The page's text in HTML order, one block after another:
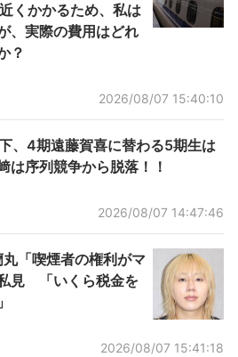
くかかるため、私は
、実際の費用はどれ
？
2026/08/07 15:40:10
、4期遠藤賀喜に替わる5期生は
序列競争から脱落！！
2026/08/07 14:47:46
丸「喫煙者の権利がマ
見 「いくら税金を
2026/08/07 15:41:18